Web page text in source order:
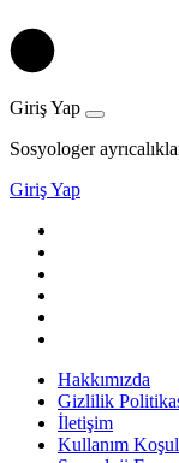
Giriş Yap
Sosyologer
Giriş Yap
Hakkımızda
Gizlilik
İletişim
Kullanım